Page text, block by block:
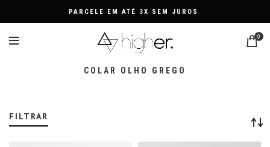
PARCELE EM ATÉ 3X SEM JUROS
0
COLAR OLHO GREGO
FILTRAR